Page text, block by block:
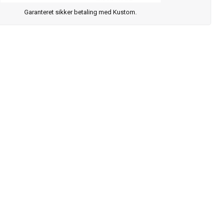
Garanteret sikker betaling med Kustom.